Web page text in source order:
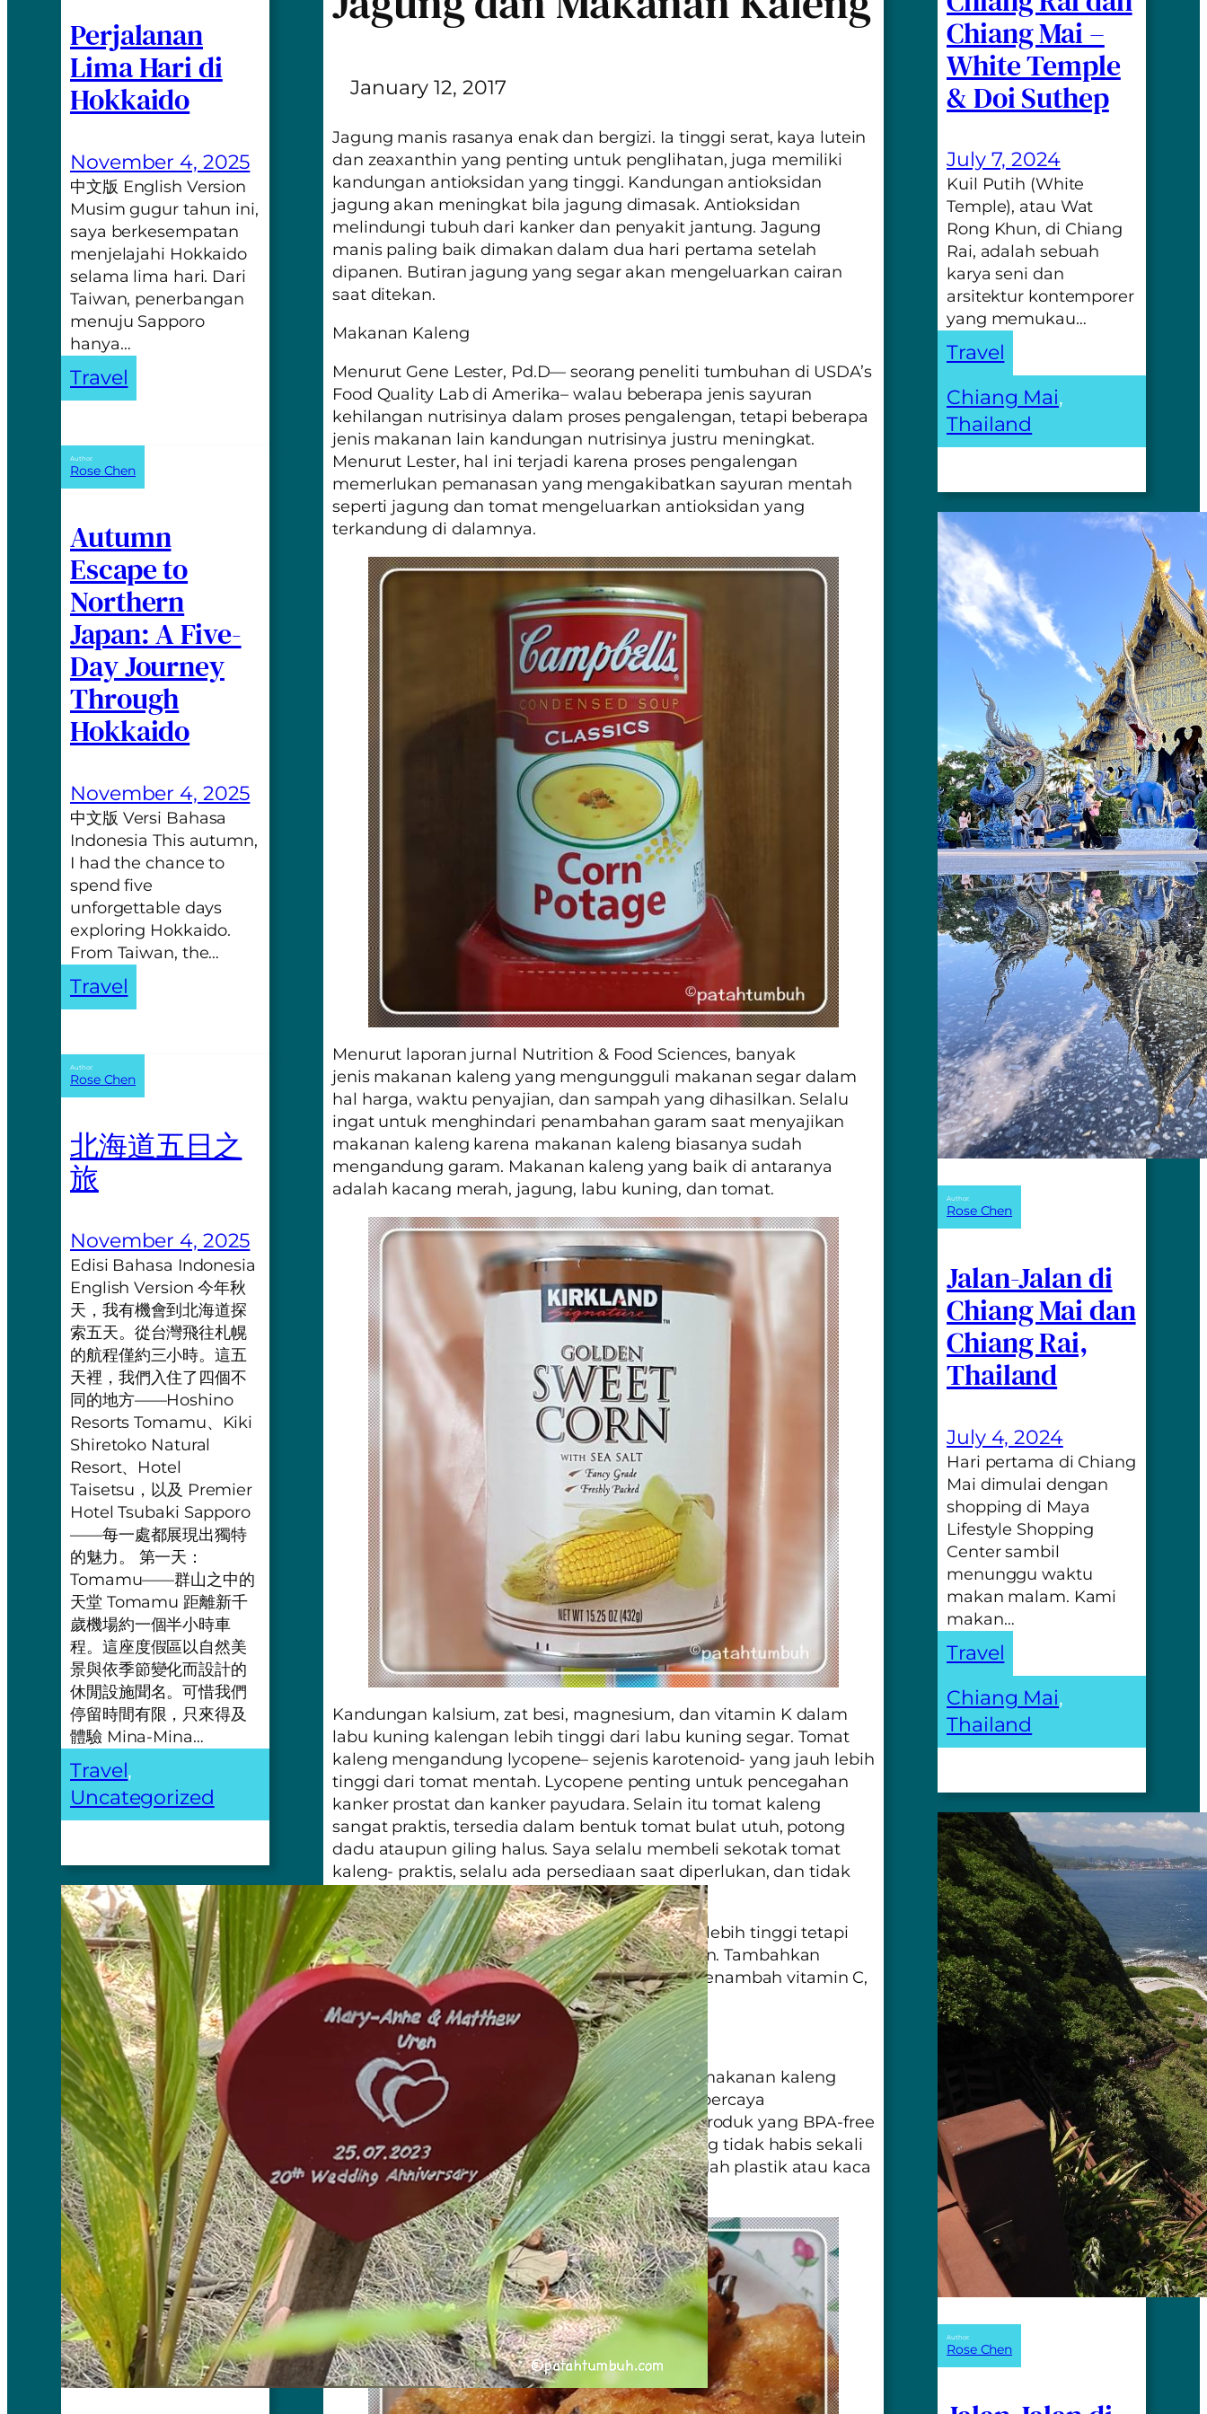
Perjalanan
Lima Hari di
Hokkaido
November 4, 2025
中文版 English Version
Musim gugur tahun ini,
saya berkesempatan
menjelajahi Hokkaido
selama lima hari. Dari
Taiwan, penerbangan
menuju Sapporo
hanya…
Travel
Author:
Rose Chen
Autumn
Escape to
Northern
Japan: A Five-
Day Journey
Through
Hokkaido
November 4, 2025
中文版 Versi Bahasa
Indonesia This autumn,
I had the chance to
spend five
unforgettable days
exploring Hokkaido.
From Taiwan, the…
Travel
Author:
Rose Chen
北海道五日之
旅
November 4, 2025
Edisi Bahasa Indonesia
English Version 今年秋
天，我有機會到北海道探
索五天。從台灣飛往札幌
的航程僅約三小時。這五
天裡，我們入住了四個不
同的地方——Hoshino
Resorts Tomamu、Kiki
Shiretoko Natural
Resort、Hotel
Taisetsu，以及 Premier
Hotel Tsubaki Sapporo
——每一處都展現出獨特
的魅力。 第一天：
Tomamu——群山之中的
天堂 Tomamu 距離新千
歲機場約一個半小時車
程。這座度假區以自然美
景與依季節變化而設計的
休閒設施聞名。可惜我們
停留時間有限，只來得及
體驗 Mina-Mina…
Travel
Uncategorized
January 12, 2017
Jagung manis rasanya enak dan bergizi. Ia tinggi serat, kaya lutein
dan zeaxanthin yang penting untuk penglihatan, juga memiliki
kandungan antioksidan yang tinggi. Kandungan antioksidan
jagung akan meningkat bila jagung dimasak. Antioksidan
melindungi tubuh dari kanker dan penyakit jantung. Jagung
manis paling baik dimakan dalam dua hari pertama setelah
dipanen. Butiran jagung yang segar akan mengeluarkan cairan
saat ditekan.
Makanan Kaleng
Menurut Gene Lester, Pd.D— seorang peneliti tumbuhan di USDA’s
Food Quality Labdi Amerika– walau beberapa jenis sayuran
kehilangan nutrisinya dalam proses pengalengan, tetapi beberapa
jenis makanan lain kandungan nutrisinya justru meningkat.
Menurut Lester, hal ini terjadi karena proses pengalengan
memerlukan pemanasan yang mengakibatkan sayuran mentah
seperti jagung dan tomat mengeluarkan antioksidan yang
terkandung di dalamnya.
Menurut laporan jurnal Nutrition & Food Sciences, banyak
jenis makanan kaleng yang mengungguli makanan segar dalam
hal harga, waktu penyajian, dan sampah yang dihasilkan. Selalu
ingat untuk menghindari penambahan garam saat menyajikan
makanan kaleng karena makanan kaleng biasanya sudah
mengandung garam. Makanan kaleng yang baik di antaranya
adalah kacang merah, jagung, labu kuning, dan tomat.
Kandungan kalsium, zat besi, magnesium, dan vitamin K dalam
labu kuning kalengan lebih tinggi dari labu kuning segar. Tomat
kaleng mengandung lycopene– sejenis karotenoid- yang jauh lebih
tinggi dari tomat mentah. Lycopene penting untuk pencegahan
kanker prostat dan kanker payudara. Selain itu tomat kaleng
sangat praktis, tersedia dalam bentuk tomat bulat utuh, potong
dadu ataupun giling halus. Saya selalu membeli sekotak tomat
kaleng- praktis, selalu ada persediaan saat diperlukan, dan tidak
cepat rusak.
Walau kandungan antioksidan jagung kaleng lebih tinggi tetapi
vitamin C nya rusak akibat proses pengalengan. Tambahkan
sedikit sari jeruk nipis saat penyajian, selain menambah vitamin C,
rasanya juga jadi lebih enak.
Kontra Makanan Kaleng
Bagian dalam kaleng yang digunakan untuk makanan kaleng
biasanya dilapisi
bisphenol A (BPA). BPA ini dipercaya
mengganggu fungsi endokrin tubuh. Belilah produk yang BPA-free
bila ada pilihan itu. Jika makanan dalam kaleng tidak habis sekali
digunakan, pindahkanlah isinya ke dalam wadah plastik atau kaca
yang bersih dan simpan dalam kulkas.
Chiang Mai –
White Temple
& Doi Suthep
July 7, 2024
Kuil Putih (White
Temple), atau Wat
Rong Khun, di Chiang
Rai, adalah sebuah
karya seni dan
arsitektur kontemporer
yang memukau…
Travel
Chiang Mai
Thailand
Author:
Rose Chen
Jalan-Jalan di
Chiang Mai dan
Chiang Rai,
Thailand
July 4, 2024
Hari pertama di Chiang
Mai dimulai dengan
shopping di Maya
Lifestyle Shopping
Center sambil
menunggu waktu
makan malam. Kami
makan…
Travel
Chiang Mai
Thailand
Author:
Rose Chen